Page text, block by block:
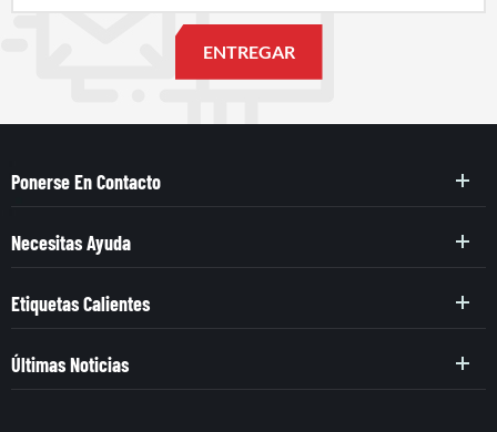
Ponerse En Contacto
Necesitas Ayuda
Etiquetas Calientes
Últimas Noticias